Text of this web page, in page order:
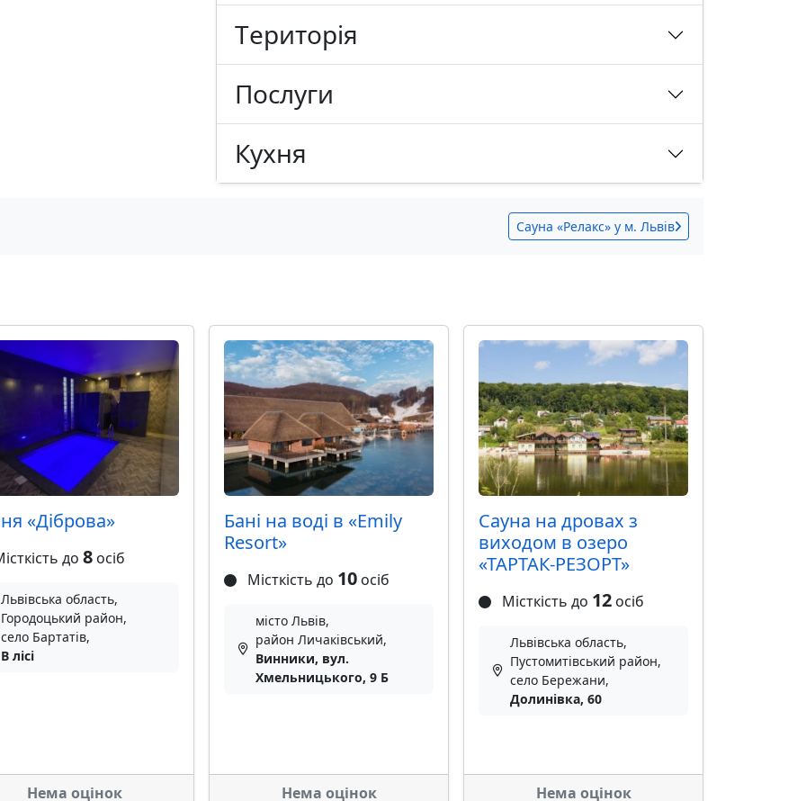
Tериторія
Послуги
Кухня
Сауна «Релакс» у м. Львів
«Діброва»
до 8 осіб
Львівська область,
Городоцький район,
село Бартатів,
В лісі
Нема оцінок
Бані на воді в «Emily
Resort»
Місткість до 10 осіб
місто Львів,
район Личаківський,
Винники, вул.
Хмельницького, 9 Б
Нема оцінок
Сауна на дровах з
виходом в озеро
«ТАРТАК-РЕЗОРТ»
Місткість до 12 осіб
Львівська область,
Пустомитівський район,
село Бережани,
Долинівка, 60
Нема оцінок